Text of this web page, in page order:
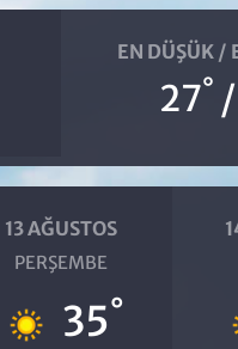
EN DÜŞÜK /
27°
13 AĞUSTOS
PERŞEMBE
35°